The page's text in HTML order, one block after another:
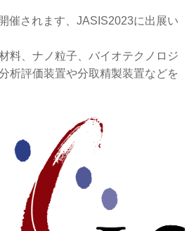
催されます、JASIS2023に出展い
料、ナノ粒子、バイオテクノロジ
析評価装置や分取精製装置などを